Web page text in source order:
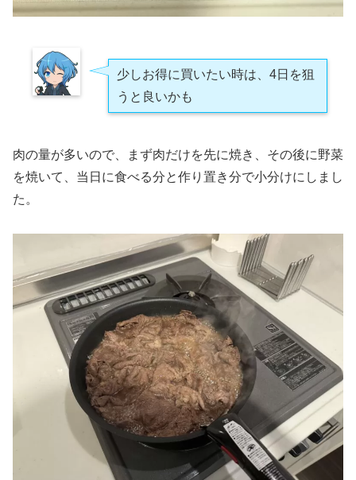
少しお得に買いたい時は、4日を狙
うと良いかも
肉の量が多いので、まず肉だけを先に焼き、その後に野菜
を焼いて、当日に食べる分と作り置き分で小分けにしまし
た。